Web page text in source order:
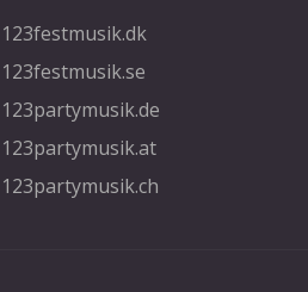
123festmusik.dk
123festmusik.se
123partymusik.de
123partymusik.at
123partymusik.ch